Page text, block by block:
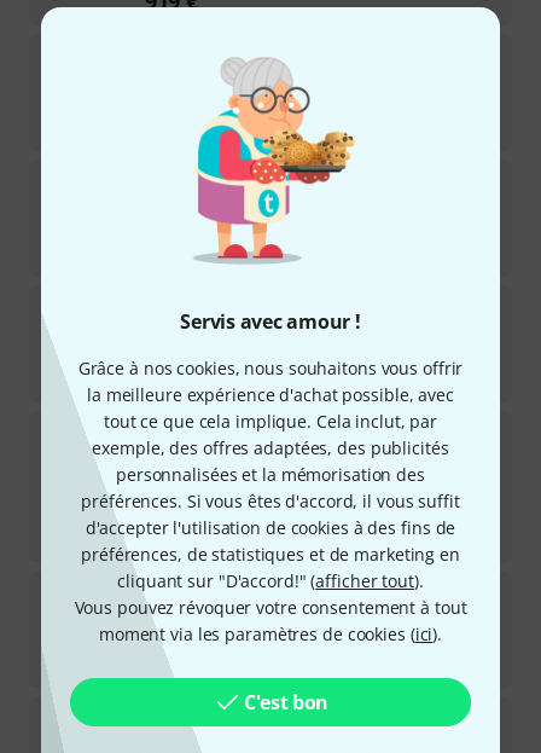
Servis avec amour !
Grâce à nos cookies, nous souhaitons vous offrir
la meilleure expérience d'achat possible, avec
tout ce que cela implique. Cela inclut, par
exemple, des offres adaptées, des publicités
personnalisées et la mémorisation des
préférences. Si vous êtes d'accord, il vous suffit
d'accepter l'utilisation de cookies à des fins de
préférences, de statistiques et de marketing en
cliquant sur "D'accord!" (afficher tout).
Vous pouvez révoquer votre consentement à tout
moment via les paramètres de cookies (ici).
C'est bon
SennheiserHSP 2 (Beige EW)
Disponible immédiatement
MU-506HS PLUS-1U
Disponible immédiatement
€
26
229€
DPA6066-OC-R-F03
1
Disponible sous 2–3 semaines
799 €
Meilleur prix sur 30 jours: 849 €
-6%
MiproMU-55HNS-3U
2
Disponible immédiatement
147
4066-OP-A-F34-LH